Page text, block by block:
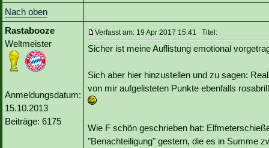
Nach oben
Rastabooze
Weltmeister
Anmeldungsdatum:
15.10.2013
Beiträge: 6175
Verfasst am: 19 Apr 2017 15:41 Titel:
Sicher ist meine Auflistung emotional
Sich aber hier hinzustellen und zu sagen:
von mir aufgelisteten Punkte ebenfalls
Wie F schön geschrieben hat:
"Benachteiligung" gestern, die es in Summe